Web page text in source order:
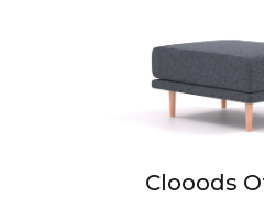
Clooods